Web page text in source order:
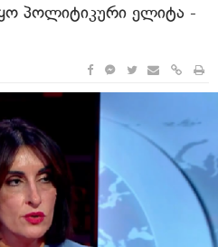
პოლიტიკური ელიტა -